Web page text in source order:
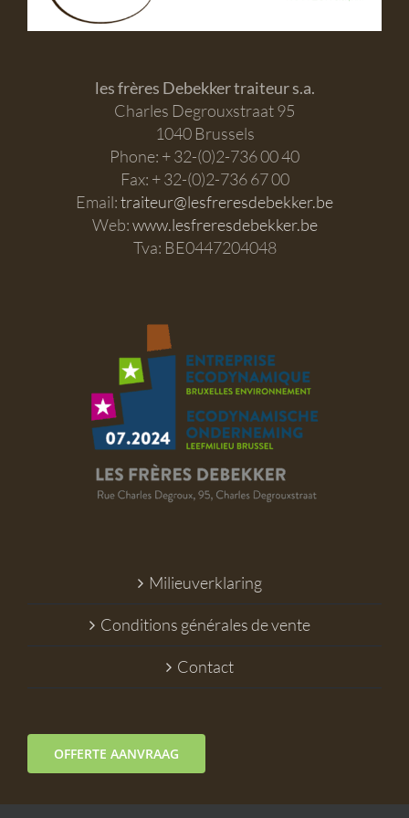
les frères Debekker traiteur s.a.
Charles Degrouxstraat 95
1040 Brussels
Phone: + 32-(0)2-736 00 40
Fax: + 32-(0)2-736 67 00
Email:traiteur@lesfreresdebekker.be
Web:www.lesfreresdebekker.be
Tva: BE0447204048
Milieuverklaring
Conditions générales de vente
Contact
OFFERTE AANVRAAG